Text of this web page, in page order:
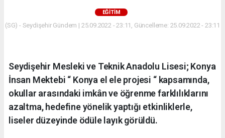
EĞİTİM
(SG) - Seydişehir Gündem | 25.09.2022 - 23:11, Güncelleme: 25.09.2022 - 23:11
Seydişehir Mesleki ve Teknik Anadolu Lisesi; Konya
İnsan Mektebi “ Konya el ele projesi “ kapsamında,
okullar arasındaki imkân ve öğrenme farklılıklarını
azaltma, hedefine yönelik yaptığı etkinliklerle,
liseler düzeyinde ödüle layık görüldü.